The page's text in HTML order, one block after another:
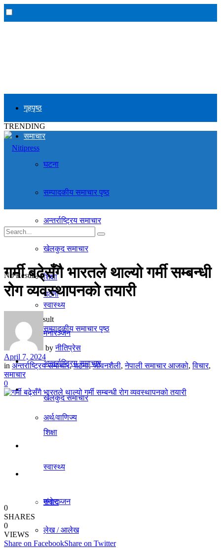
गृहपृष्ठ
समाचार
घटना
सम्पादकीय समाचार पृष्ठ
अन्तर्राष्ट्रिय समाचार
खेलकुद समाचार
शिक्षा
स्वास्थ्य
मनाेरञ्जन
राजनीति
अर्थ/वाणिज्य
अर्थ/वाणिज्य
संवाद
लेख / आलेख
TRENDING
गृहपृष्ठ
घटना
सम्पादकीय समाचार पृष्ठ
अन्तर्राष्ट्रिय समाचार
खेलकुद समाचार
शिक्षा
स्वास्थ्य
मनाेरञ्जन
राजनीति
No Result
View All Result
गर्मी बढे्सँगै भारतले थाल्यो गर्मी सम्बन्धी
रोग व्यवस्थापनको तयारी
by नीतिप्रेस
April 7, 2024
in अन्तर्राष्ट्रिय समाचार,घटना,जीवनशैली,नेपाली समाचार आजको,विचार,
समाचार
0
0
SHARES
0
VIEWS
Share on FacebookShare on Twitter